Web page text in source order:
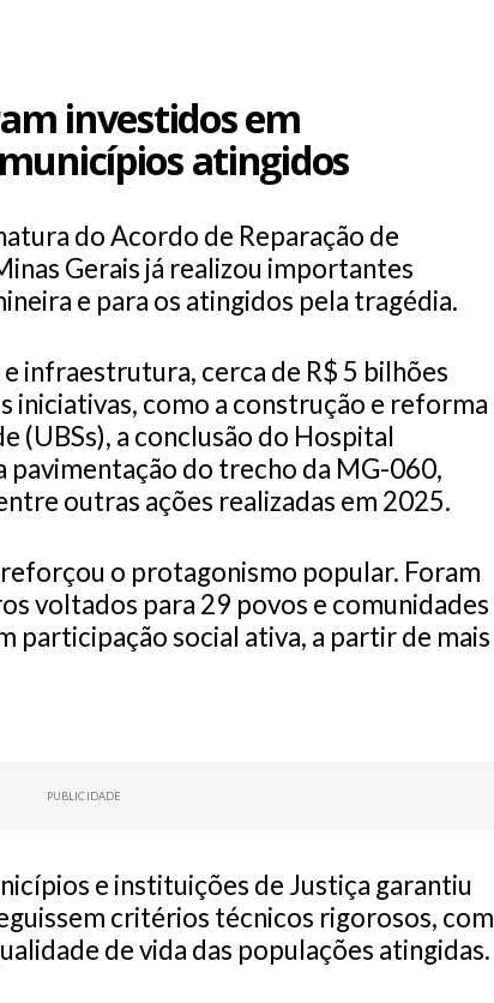
investidos em
atingidos
do Acordo de Reparação de
Gerais já realizou importantes
e para os atingidos pela tragédia.
infraestrutura, cerca de R$ 5 bilhões
iniciativas, como a construção e reforma
(UBSs), a conclusão do Hospital
pavimentação do trecho da MG-060,
outras ações realizadas em 2025.
o protagonismo popular. Foram
voltados para 29 povos e comunidades
participação social ativa, a partir de mais
PUBLICIDADE
e instituições de Justiça garantiu
critérios técnicos rigorosos, com
de vida das populações atingidas.